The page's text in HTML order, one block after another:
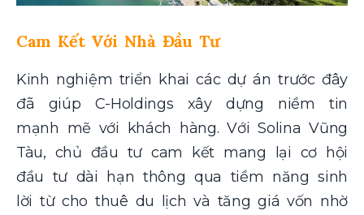
Cam Kết Với Nhà Đầu Tư
Kinh nghiệm triển khai các dự án trước đây
đã giúp C-Holdings xây dựng niềm tin
mạnh mẽ với khách hàng. Với Solina Vũng
Tàu, chủ đầu tư cam kết mang lại cơ hội
đầu tư dài hạn thông qua tiềm năng sinh
lời từ cho thuê du lịch và tăng giá vốn nhờ